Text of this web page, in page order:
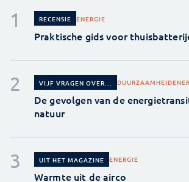
RECENSIE ENERGIE
Praktische gids voor
VIJF VRAGEN OVER... DUURZAAMHEID
De gevolgen van de
natuur
UIT HET MAGAZINE ENERGIE
Warmte uit de airco